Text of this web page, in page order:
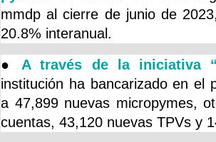
mmdp al cierre de junio de
20.8% interanual.
●
A través de la iniciativa
institución ha bancarizado en el
a 47,899 nuevas micropymes,
cuentas, 43,120 nuevas TPVs y